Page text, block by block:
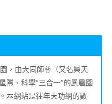
，由大同師尊（又名樂天
際、科學“三合一”的鳳凰園
本網站是往年天功網的數